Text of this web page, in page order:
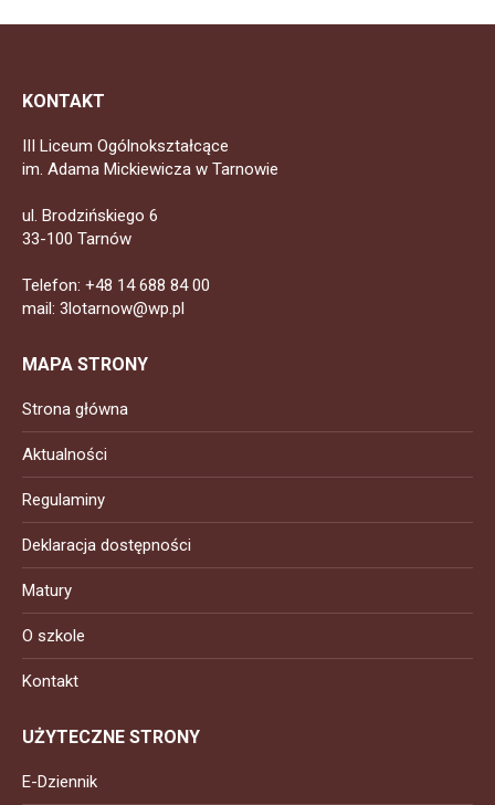
KONTAKT
III Liceum Ogólnokształcące
im. Adama Mickiewicza w Tarnowie
ul. Brodzińskiego 6
33-100 Tarnów
Telefon: +48 14 688 84 00
mail: 3lotarnow@wp.pl
MAPA STRONY
Strona główna
Aktualności
Regulaminy
Deklaracja dostępności
Matury
O szkole
Kontakt
UŻYTECZNE STRONY
E-Dziennik